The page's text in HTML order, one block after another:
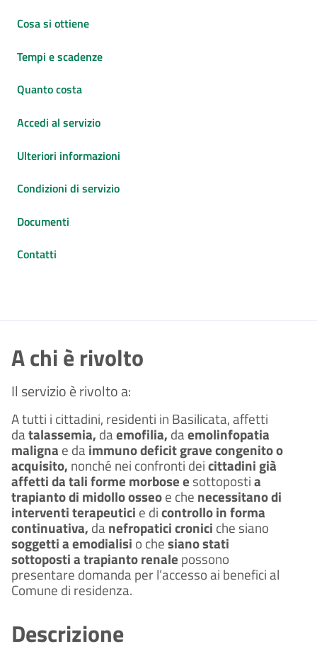
Cosa si ottiene
Tempi e scadenze
Quanto costa
Accedi al servizio
Ulteriori informazioni
Condizioni di servizio
Documenti
Contatti
A chi è rivolto
Il servizio è rivolto a:
A tutti i cittadini, residenti in Basilicata, affetti
datalassemia, daemofilia, daemolinfopatia
maligna e daimmuno deficit grave congenito o
acquisito, nonché nei confronti deicittadini già
affetti da tali forme morbose e sottopostia
trapianto di midollo osseoe che necessitano di
interventi terapeutici e dicontrollo in forma
continuativa, danefropatici cronici che siano
soggetti a emodialisi o chesiano stati
sottoposti a trapianto renale possono
presentare domanda per l’accesso ai benefici al
Comune di residenza.
Descrizione